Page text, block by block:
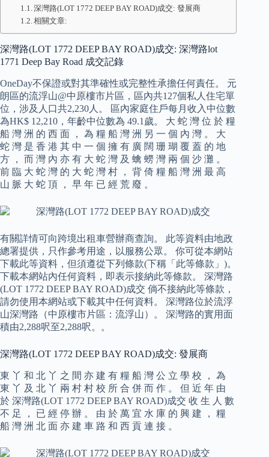
深灣路(LOT 1772 DEEP BAY ROAD)成交: 發展商
相關文章:
深灣路(LOT 1772 DEEP BAY ROAD)成交: 深灣路lot
1771 Deep Bay Road 成交記錄
OneDay不保證或對其準確性或完整性承擔任何責任。 元
朗區的流浮山@中原樓市片區，區內共127個私人住宅單
位，涉及人口共2,230人。 區內家庭住戶每月收入中位數
為HK$ 12,210，年齡中位數為 49.1歲。 大 蛇 灣 位 於 糧
船 灣 洲 的 西 面 ， 為 糧 船 灣 洲 另 一 個 內 灣 。 大
蛇 灣 是 香 港 其 中 一 個 擁 有 廣 闊 珊 瑚 覆 蓋 的 地
方 ， 而 灣 內 亦 有 大 蛇 灣 及 蠄 蟧 灣 兩 個 沙 灘 。
前 臨 大 蛇 灣 的 大 蛇 灣 村 ， 背 倚 糧 船 灣 洲 最 高
山 脈 大 蛇 頂 ， 早 年 已 經 荒 廢 。
有關詳情可向跨境出租車營辦商查詢。 此等資料由地政
總署提供，只作參考用途，以服務公眾。 你可從本網站
下載此等資料，但須遵從下列條款(下稱「此等條款」)。
下載本網站內任何資料，即表示接納此等條款。 深灣路
(LOT 1772 DEEP BAY ROAD)成交 倘不接納此等條款，
請勿使用本網站或下載其中任何資料。 深灣路位於流浮
山深灣路（中原樓市片區：流浮山）。 深灣路的實用面
積由2,288呎至2,288呎。。
深灣路(LOT 1772 DEEP BAY ROAD)成交: 發展商
東 丫 和 北 丫 之 間 亦 建 有 糧 船 灣 公 立 學 校 ， 為
東 丫 及 北 丫 兩 村 村 校 所 合 併 而 作 。 但 近 年 由
於 深灣路(LOT 1772 DEEP BAY ROAD)成交 收 生 人 數
不 足 ， 已 經 停 辦 。 由 於 萬 宜 水 庫 的 興 建 ， 糧
船 灣 洲 北 面 亦 建 車 路 和 西 貢 連 接 。